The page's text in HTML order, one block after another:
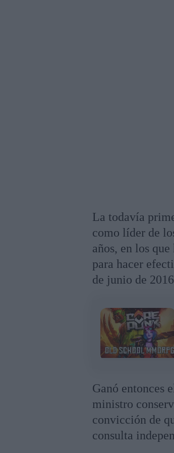
La todavía
como líder de
años, en los
para hacer
de junio de
Ganó entonces
ministro
convicción de
consulta